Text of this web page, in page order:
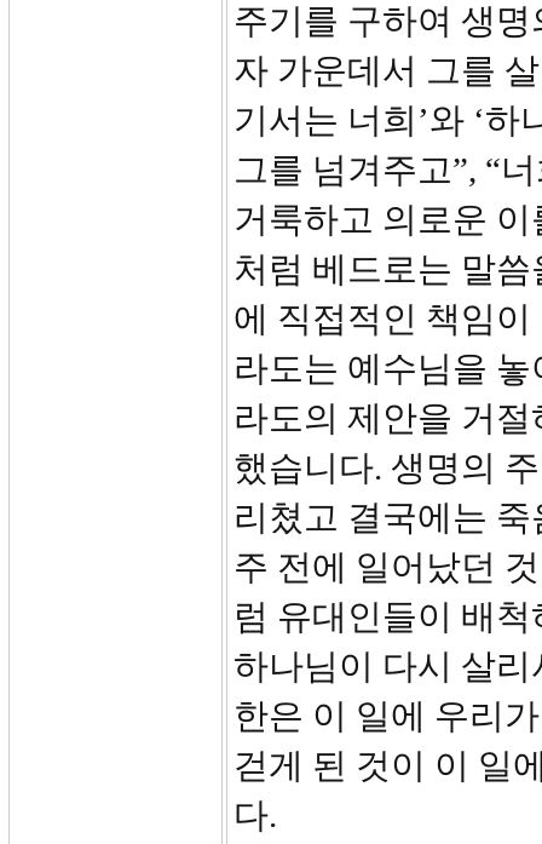
주기를 구하여 생
자 가운데서 그를
기서는 너희’와 ‘하
그를 넘겨주고”, “
거룩하고 의로운
처럼 베드로는 말
에 직접적인 책임
라도는 예수님을
라도의 제안을 거
했습니다. 생명의
리쳤고 결국에는
주 전에 일어났던
럼 유대인들이 배
하나님이 다시 살
한은 이 일에 우리
걷게 된 것이 이 일
다.